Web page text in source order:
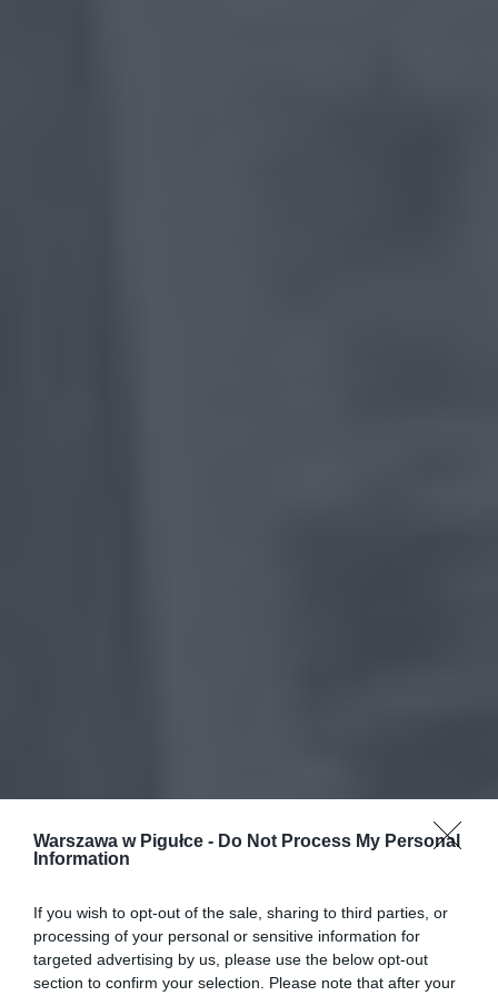
Warszawa w Pigułce - Do Not Process My Personal
Information
If you wish to opt-out of the sale, sharing to third parties, or
processing of your personal or sensitive information for
targeted advertising by us, please use the below opt-out
section to confirm your selection. Please note that after your